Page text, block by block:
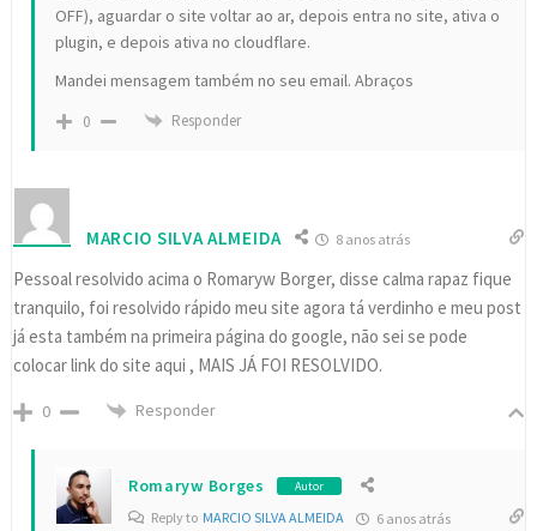
OFF), aguardar o site voltar ao ar, depois entra no site, ativa o
plugin, e depois ativa no cloudflare.
Mandei mensagem também no seu email. Abraços
0 Responder
MARCIO SILVA ALMEIDA 8 anos atrás
Pessoal resolvido acima o Romaryw Borger, disse calma rapaz fique
tranquilo, foi resolvido rápido meu site agora tá verdinho e meu post
já esta também na primeira página do google, não sei se pode
colocar link do site aqui , MAIS JÁ FOI RESOLVIDO.
0 Responder
Romaryw Borges Autor
Reply to MARCIO SILVA ALMEIDA 6 anos atrás